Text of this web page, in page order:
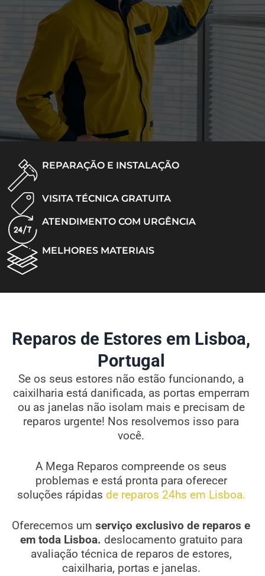
REPARAÇÃO E INSTALAÇÃO
VISITA TÉCNICA GRATUITA
ATENDIMENTO COM URGÊNCIA
MELHORES MATERIAIS
Reparos de Estores em Lisboa,
Portugal
Se os seus estores não estão funcionando, a
caixilharia está danificada, as portas emperram
ou as janelas não isolam mais e precisam de
reparos urgente! Nos resolvemos isso para
você.
A Mega Reparos compreende os seus
problemas e está pronta para oferecer
soluções rápidas de reparos 24hs em Lisboa.
Oferecemos um serviço exclusivo de reparos e
em toda Lisboa. deslocamento gratuito para
avaliação técnica de reparos de estores,
caixilharia, portas e janelas.